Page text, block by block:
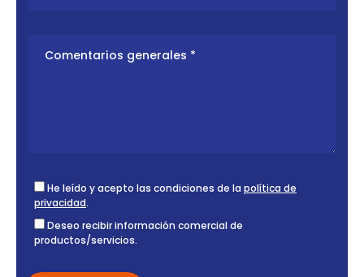
He leído y acepto las condiciones de la política de
privacidad.
Deseo recibir información comercial de
productos/servicios.